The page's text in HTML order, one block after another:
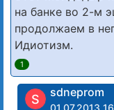
на банке во 2-м
продолжаем в
Идиотизм.
1
S sdneprom
01.07.2013